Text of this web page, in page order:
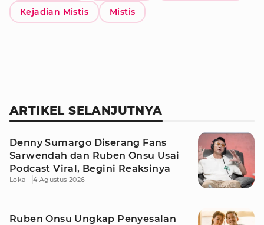
Kejadian Mistis Mistis
ARTIKEL SELANJUTNYA
Denny Sumargo Diserang Fans
Sarwendah dan Ruben Onsu Usai
Podcast Viral, Begini Reaksinya
Lokal 4 Agustus 2026
Ruben Onsu Ungkap Penyesalan